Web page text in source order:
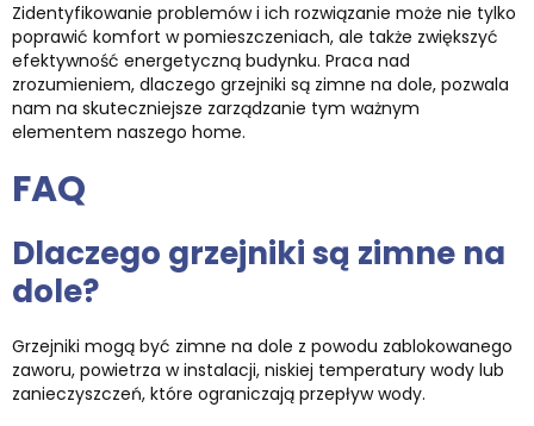
Zidentyfikowanie problemów i ich rozwiązanie może nie tylko
poprawić komfort w pomieszczeniach, ale także zwiększyć
efektywność energetyczną budynku. Praca nad
zrozumieniem, dlaczego grzejniki są zimne na dole, pozwala
nam na skuteczniejsze zarządzanie tym ważnym
elementem naszego home.
FAQ
Dlaczego grzejniki są zimne na
dole?
Grzejniki mogą być zimne na dole z powodu zablokowanego
zaworu, powietrza w instalacji, niskiej temperatury wody lub
zanieczyszczeń, które ograniczają przepływ wody.